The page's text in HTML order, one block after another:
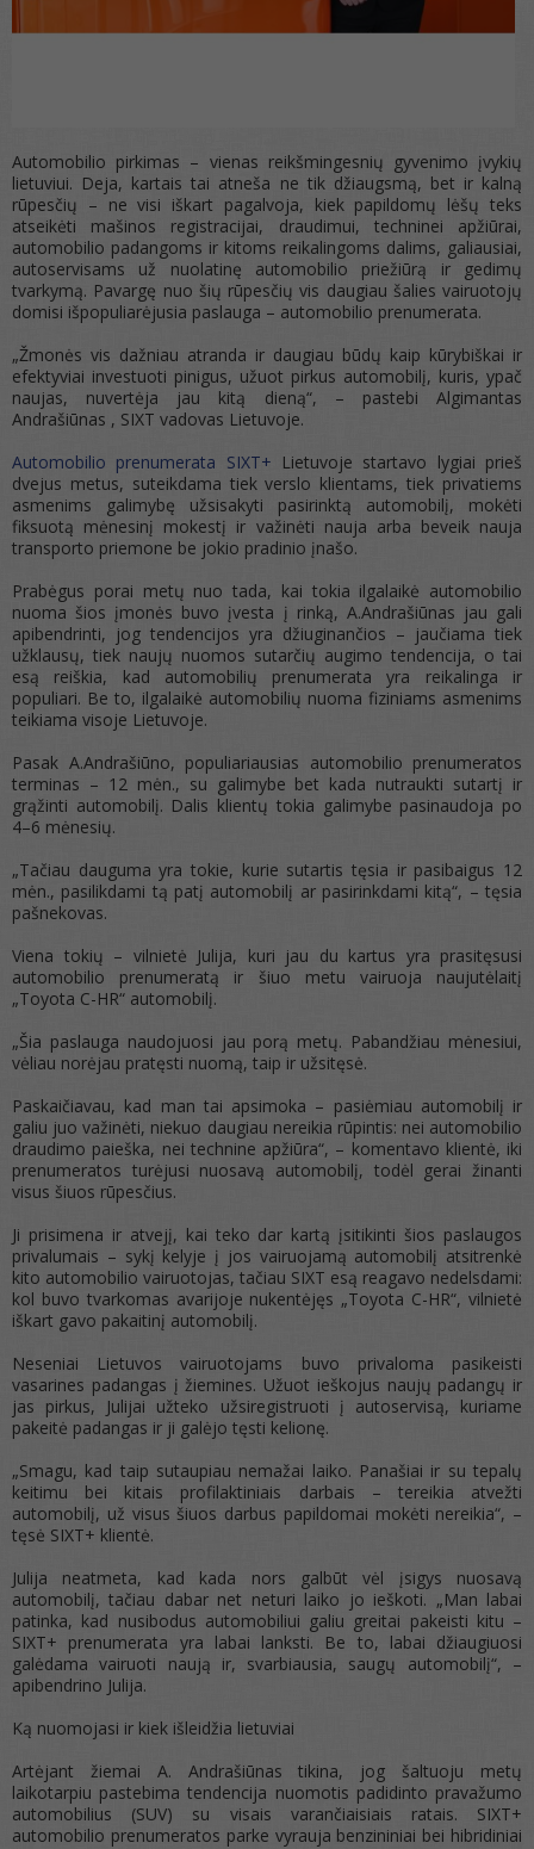
Automobilio pirkimas – vienas reikšmingesnių gyvenimo įvykių
lietuviui. Deja, kartais tai atneša ne tik džiaugsmą, bet ir kalną
rūpesčių – ne visi iškart pagalvoja, kiek papildomų lėšų teks
atseikėti mašinos registracijai, draudimui, techninei apžiūrai,
automobilio padangoms ir kitoms reikalingoms dalims, galiausiai,
autoservisams už nuolatinę automobilio priežiūrą ir gedimų
tvarkymą. Pavargę nuo šių rūpesčių vis daugiau šalies vairuotojų
domisi išpopuliarėjusia paslauga – automobilio prenumerata.
„Žmonės vis dažniau atranda ir daugiau būdų kaip kūrybiškai ir
efektyviai investuoti pinigus, užuot pirkus automobilį, kuris, ypač
naujas, nuvertėja jau kitą dieną“, – pastebi Algimantas
Andrašiūnas , SIXT vadovas Lietuvoje.
Automobilio prenumerata SIXT+ Lietuvoje startavo lygiai prieš
dvejus metus, suteikdama tiek verslo klientams, tiek privatiems
asmenims galimybę užsisakyti pasirinktą automobilį, mokėti
fiksuotą mėnesinį mokestį ir važinėti nauja arba beveik nauja
transporto priemone be jokio pradinio įnašo.
Prabėgus porai metų nuo tada, kai tokia ilgalaikė automobilio
nuoma šios įmonės buvo įvesta į rinką, A.Andrašiūnas jau gali
apibendrinti, jog tendencijos yra džiuginančios – jaučiama tiek
užklausų, tiek naujų nuomos sutarčių augimo tendencija, o tai
esą reiškia, kad automobilių prenumerata yra reikalinga ir
populiari. Be to, ilgalaikė automobilių nuoma fiziniams asmenims
teikiama visoje Lietuvoje.
Pasak A.Andrašiūno, populiariausias automobilio prenumeratos
terminas – 12 mėn., su galimybe bet kada nutraukti sutartį ir
grąžinti automobilį. Dalis klientų tokia galimybe pasinaudoja po
4–6 mėnesių.
„Tačiau dauguma yra tokie, kurie sutartis tęsia ir pasibaigus 12
mėn., pasilikdami tą patį automobilį ar pasirinkdami kitą“, – tęsia
pašnekovas.
Viena tokių – vilnietė Julija, kuri jau du kartus yra prasitęsusi
automobilio prenumeratą ir šiuo metu vairuoja naujutėlaitį
„Toyota C-HR“ automobilį.
„Šia paslauga naudojuosi jau porą metų. Pabandžiau mėnesiui,
vėliau norėjau pratęsti nuomą, taip ir užsitęsė.
Paskaičiavau, kad man tai apsimoka – pasiėmiau automobilį ir
galiu juo važinėti, niekuo daugiau nereikia rūpintis: nei automobilio
draudimo paieška, nei technine apžiūra“, – komentavo klientė, iki
prenumeratos turėjusi nuosavą automobilį, todėl gerai žinanti
visus šiuos rūpesčius.
Ji prisimena ir atvejį, kai teko dar kartą įsitikinti šios paslaugos
privalumais – sykį kelyje į jos vairuojamą automobilį atsitrenkė
kito automobilio vairuotojas, tačiau SIXT esą reagavo nedelsdami:
kol buvo tvarkomas avarijoje nukentėjęs „Toyota C-HR“, vilnietė
iškart gavo pakaitinį automobilį.
Neseniai Lietuvos vairuotojams buvo privaloma pasikeisti
vasarines padangas į žiemines. Užuot ieškojus naujų padangų ir
jas pirkus, Julijai užteko užsiregistruoti į autoservisą, kuriame
pakeitė padangas ir ji galėjo tęsti kelionę.
„Smagu, kad taip sutaupiau nemažai laiko. Panašiai ir su tepalų
keitimu bei kitais profilaktiniais darbais – tereikia atvežti
automobilį, už visus šiuos darbus papildomai mokėti nereikia“, –
tęsė SIXT+ klientė.
Julija neatmeta, kad kada nors galbūt vėl įsigys nuosavą
automobilį, tačiau dabar net neturi laiko jo ieškoti. „Man labai
patinka, kad nusibodus automobiliui galiu greitai pakeisti kitu –
SIXT+ prenumerata yra labai lanksti. Be to, labai džiaugiuosi
galėdama vairuoti naują ir, svarbiausia, saugų automobilį“, –
apibendrino Julija.
Ką nuomojasi ir kiek išleidžia lietuviai
Artėjant žiemai A. Andrašiūnas tikina, jog šaltuoju metų
laikotarpiu pastebima tendencija nuomotis padidinto pravažumo
automobilius (SUV) su visais varančiaisiais ratais. SIXT+
automobilio prenumeratos parke vyrauja benzininiai bei hibridiniai